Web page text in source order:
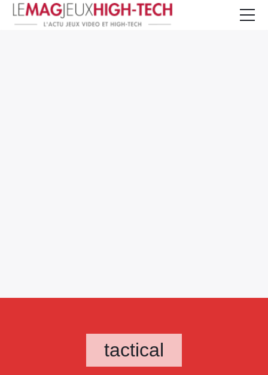
tactical